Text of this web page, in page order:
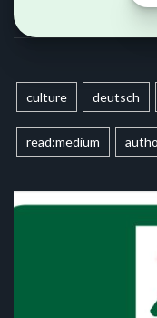
culture deutsch
read:medium